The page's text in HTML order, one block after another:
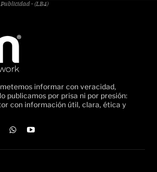
Publicidad - (LB4)
informar con veracidad,
publicamos por prisa ni por presión:
con información útil, clara, ética y